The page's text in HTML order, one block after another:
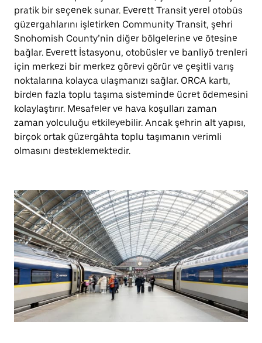
pratik bir seçenek sunar. Everett Transit yerel otobüs
güzergahlarını işletirken Community Transit, şehri
Snohomish County’nin diğer bölgelerine ve ötesine
bağlar. Everett İstasyonu, otobüsler ve banliyö trenleri
için merkezi bir merkez görevi görür ve çeşitli varış
noktalarına kolayca ulaşmanızı sağlar. ORCA kartı,
birden fazla toplu taşıma sisteminde ücret ödemesini
kolaylaştırır. Mesafeler ve hava koşulları zaman
zaman yolculuğu etkileyebilir. Ancak şehrin alt yapısı,
birçok ortak güzergâhta toplu taşımanın verimli
olmasını desteklemektedir.